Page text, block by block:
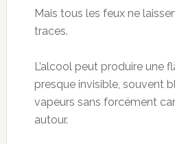
Mais tous les feux ne
traces.
L’alcool peut produire une
presque invisible, souvent
vapeurs sans forcément
autour.